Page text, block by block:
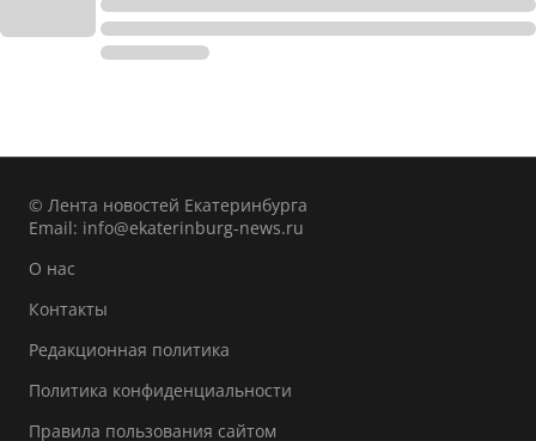
© Лента новостей Екатеринбурга
Email: info@ekaterinburg-news.ru
О нас
Контакты
Редакционная политика
Политика конфиденциальности
Правила пользования сайтом